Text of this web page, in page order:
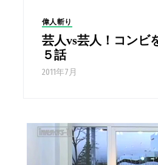
偉人斬り
芸人vs芸人！コン
５話
2011年7月